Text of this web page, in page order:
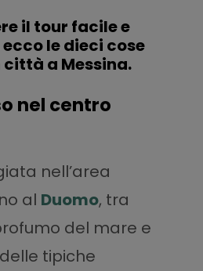
il tour facile e
le dieci cose
a Messina.
nel centro
nell’area
al Duomo, tra
del mare e
tipiche